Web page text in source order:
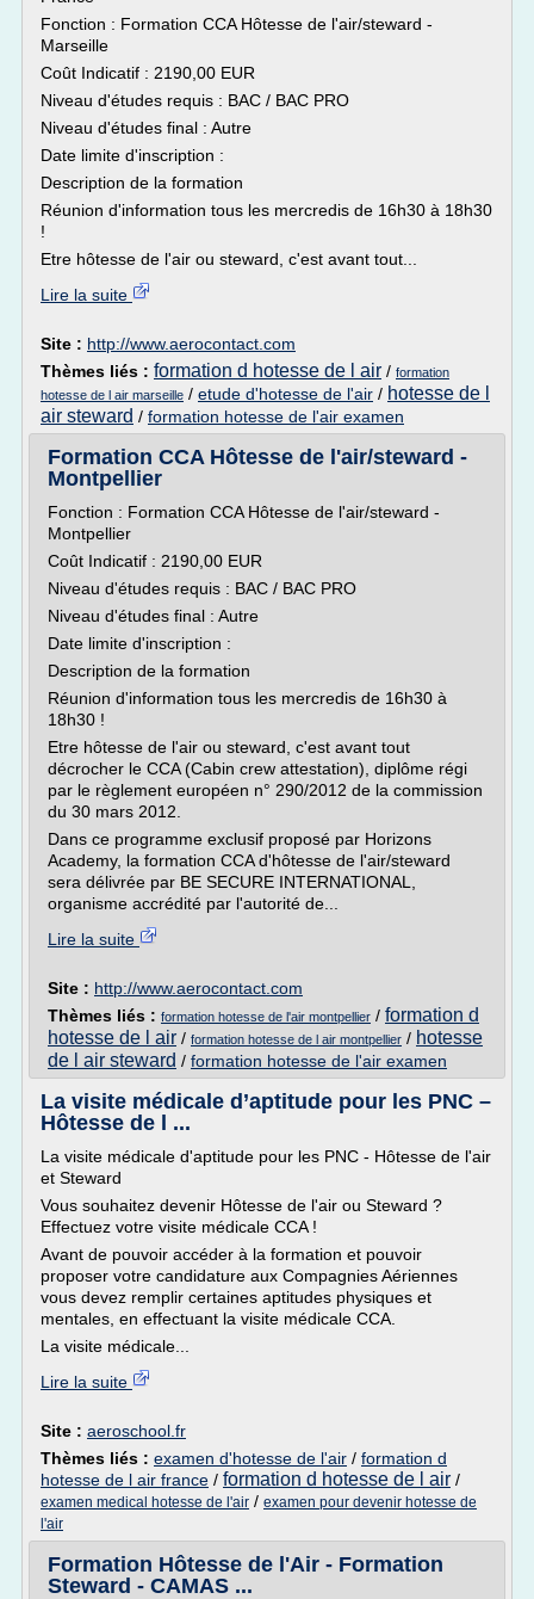
Fonction : Formation CCA Hôtesse de l'air/steward -
Marseille
Coût Indicatif : 2190,00 EUR
Niveau d'études requis : BAC / BAC PRO
Niveau d'études final : Autre
Date limite d'inscription :
Description de la formation
Réunion d'information tous les mercredis de 16h30 à 18h30
!
Etre hôtesse de l'air ou steward, c'est avant tout...
Lire la suite
Site : http://www.aerocontact.com
Thèmes liés : formation d hotesse de l air / formation
hotesse de l air marseille / etude d'hotesse de l'air / hotesse de l
air steward / formation hotesse de l'air examen
Formation CCA Hôtesse de l'air/steward -
Montpellier
Fonction : Formation CCA Hôtesse de l'air/steward -
Montpellier
Coût Indicatif : 2190,00 EUR
Niveau d'études requis : BAC / BAC PRO
Niveau d'études final : Autre
Date limite d'inscription :
Description de la formation
Réunion d'information tous les mercredis de 16h30 à
18h30 !
Etre hôtesse de l'air ou steward, c'est avant tout
décrocher le CCA (Cabin crew attestation), diplôme régi
par le règlement européen n° 290/2012 de la commission
du 30 mars 2012.
Dans ce programme exclusif proposé par Horizons
Academy, la formation CCA d'hôtesse de l'air/steward
sera délivrée par BE SECURE INTERNATIONAL,
organisme accrédité par l'autorité de...
Lire la suite
Site : http://www.aerocontact.com
Thèmes liés : formation hotesse de l'air montpellier / formation d
hotesse de l air / formation hotesse de l air montpellier / hotesse
de l air steward / formation hotesse de l'air examen
La visite médicale d’aptitude pour les PNC –
Hôtesse de l ...
La visite médicale d'aptitude pour les PNC - Hôtesse de l'air
et Steward
Vous souhaitez devenir Hôtesse de l'air ou Steward ?
Effectuez votre visite médicale CCA !
Avant de pouvoir accéder à la formation et pouvoir
proposer votre candidature aux Compagnies Aériennes
vous devez remplir certaines aptitudes physiques et
mentales, en effectuant la visite médicale CCA.
La visite médicale...
Lire la suite
Site : aeroschool.fr
Thèmes liés : examen d'hotesse de l'air / formation d
hotesse de l air france / formation d hotesse de l air /
examen medical hotesse de l'air / examen pour devenir hotesse de
l'air
Formation Hôtesse de l'Air - Formation
Steward - CAMAS ...